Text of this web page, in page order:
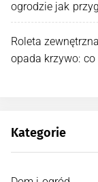
ogrodzie jak
Roleta
opada krzywo:
Kategorie